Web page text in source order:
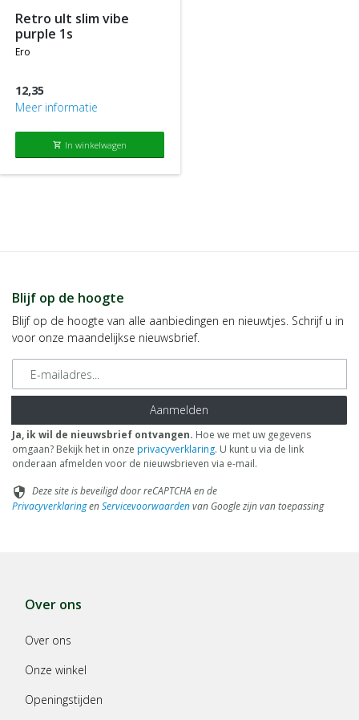
retro ult slim vibe
purple 1s
ero
12,35
Meer informatie
shopping_cart In winkelwagen
Blijf op de hoogte
Blijf op de hoogte van alle aanbiedingen en nieuwtjes. Schrijf u in
voor onze maandelijkse nieuwsbrief.
E-mailadres
Aanmelden
Ja, ik wil de nieuwsbrief ontvangen. Hoe we met uw gegevens
omgaan? Bekijk het in onze privacyverklaring. U kunt u via de link
onderaan afmelden voor de nieuwsbrieven via e-mail.
security Deze site is beveiligd door reCAPTCHA en de
PrivacyverklaringenServicevoorwaardenvan Google zijn van toepassing
Over ons
Over ons
Onze winkel
Openingstijden